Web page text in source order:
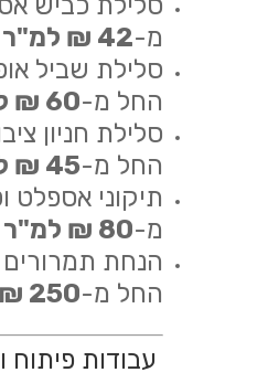
מ-42 ₪ למ"ר
סלילת שביל
החל מ-60 ₪ למ"ר
סלילת חניון
החל מ-45 ₪ למ"ר
תיקוני אספלט
מ-80 ₪ למ"ר
הנחת
החל מ-250 ₪ ליחידה
עבודות פיתוח